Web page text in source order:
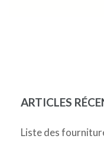
ARTICLES
Liste des